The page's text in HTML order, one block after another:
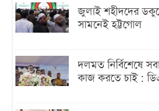
জুলাই শহীদদের
সামনেই হট্টগোল
দলমত নির্বিশেষে
কাজ করতে চাই :